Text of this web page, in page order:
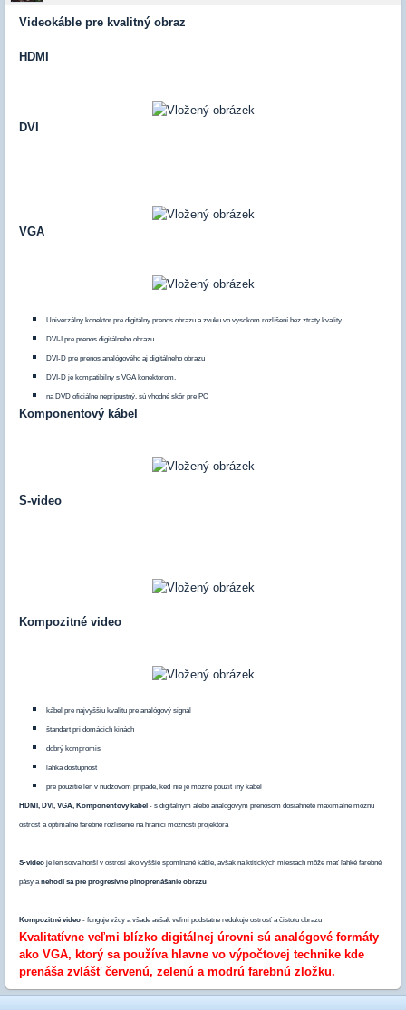
Videokáble pre kvalitný obraz
HDMI
DVI
VGA
Univerzálny konektor pre digitálny prenos obrazu a zvuku vo vysokom rozlíšení bez ztraty kvality.
DVI-I pre prenos digitálneho obrazu.
DVI-D pre prenos analógového aj digitálneho obrazu
DVI-D je kompatibilny s VGA konektorom.
na DVD oficiálne neprípustný, sú vhodné skôr pre PC
Komponentový kábel
S-video
Kompozitné video
kábel pre najvyššiu kvalitu pre analógový signál
štandart pri domácich kinách
dobrý kompromis
ľahká dostupnosť
pre použitie len v núdzovom prípade, keď nie je možné použiť iný kábel
HDMI, DVI, VGA, Komponentový kábel - s digitálnym alebo analógovým prenosom dosiahnete maximálne možnú
ostrosť a optimálne farebné rozlíšenie na hranici možností projektora
S-video je len sotva horší v ostrosi ako vyššie spomínané káble, avšak na ktitických miestach môže mať ľahké farebné
pásy anehodí sa pre progresívne plnoprenášanie obrazu
Kompozitné video - funguje vždy a všade avšak veľmi podstatne redukuje ostrosť a čistotu obrazu
Kvalitatívne veľmi blízko digitálnej úrovni sú analógové formáty
ako VGA, ktorý sa používa hlavne vo výpočtovej technike kde
prenáša zvlášť červenú, zelenú a modrú farebnú zložku.